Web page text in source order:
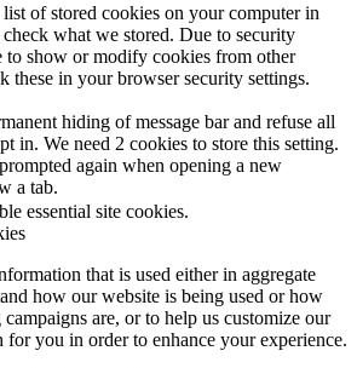
of stored cookies on your computer in
what we stored. Due to security
to show or modify cookies from other
these in your browser security settings.
hiding of message bar and refuse all
in. We need 2 cookies to store this setting.
again when opening a new
a tab.
essential site cookies.
that is used either in aggregate
how our website is being used or how
are, or to help us customize our
for you in order to enhance your experience.